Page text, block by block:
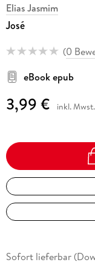
Elias Jasmim
José
(0
eBook epub
3,99 € inkl. Mwst.
Sofort lieferbar